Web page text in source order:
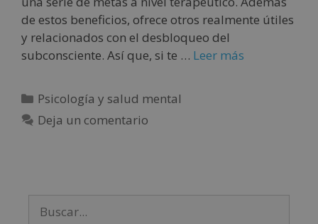
de estos beneficios, ofrece otros realmente útiles
y relacionados con el desbloqueo del
subconsciente. Así que, si te … Leer más
Psicología y salud mental
Deja un comentario